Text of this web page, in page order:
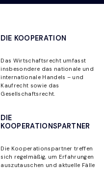
DIE KOOPERATION
Das Wirtschaftsrecht umfasst
insbesondere das nationale und
internationale Handels – und
Kaufrecht sowie das
Gesellschaftsrecht.
DIE
KOOPERATIONSPARTNER
Die Kooperationspartnertreffen
sich regelmäßig, um Erfahrungen
auszutauschen und aktuelle Fälle